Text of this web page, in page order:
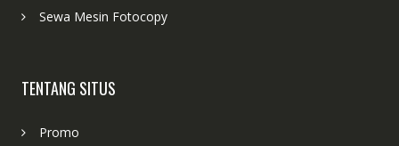
Sewa Mesin Fotocopy
TENTANG SITUS
Promo